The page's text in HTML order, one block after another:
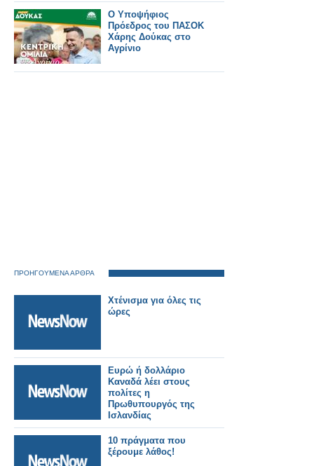
Ο Υποψήφιος
Πρόεδρος του ΠΑΣΟΚ
Χάρης Δούκας στο
Αγρίνιο
ΠΡΟΗΓΟΥΜΕΝΑ ΑΡΘΡΑ
Χτένισμα για όλες τις
ώρες
Ευρώ ή δολλάριο
Καναδά λέει στους
πολίτες η
Πρωθυπουργός της
Ισλανδίας
10 πράγματα που
ξέρουμε λάθος!